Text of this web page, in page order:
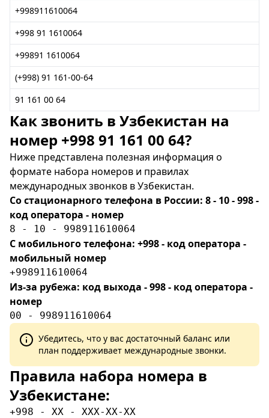
+998911610064
+998 91 1610064
+99891 1610064
(+998) 91 161-00-64
91 161 00 64
Как звонить в Узбекистан на
номер +998 91 161 00 64?
Ниже представлена полезная информация о
формате набора номеров и правилах
международных звонков в Узбекистан.
Со стационарного телефона в России: 8 - 10 - 998 -
код оператора - номер
8 - 10 - 998911610064
С мобильного телефона: +998 - код оператора -
мобильный номер
+998911610064
Из-за рубежа: код выхода - 998 - код оператора -
номер
00 - 998911610064
Убедитесь, что у вас достаточный баланс или
план поддерживает международные звонки.
Правила набора номера в
Узбекистане:
+998 - XX - XXX-XX-XX